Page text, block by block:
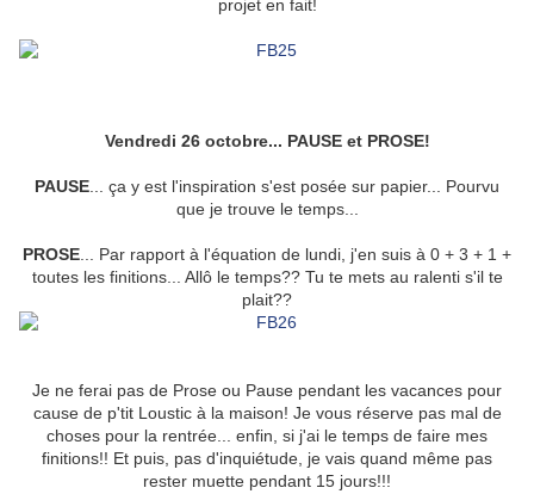
projet en fait!
Vendredi 26 octobre... PAUSE et PROSE!
PAUSE ... ça y est l'inspiration s'est posée sur papier... Pourvu
que je trouve le temps...
PROSE ... Par rapport à l'équation de lundi, j'en suis à 0 + 3 + 1 +
toutes les finitions... Allô le temps?? Tu te mets au ralenti s'il te
plait??
Je ne ferai pas de Prose ou Pause pendant les vacances pour
cause de p'tit Loustic à la maison! Je vous réserve pas mal de
choses pour la rentrée... enfin, si j'ai le temps de faire mes
finitions!! Et puis, pas d'inquiétude, je vais quand même pas
rester muette pendant 15 jours!!!